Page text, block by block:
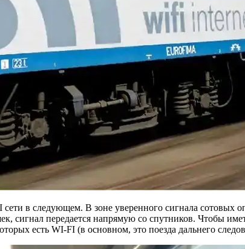
в следующем. В зоне уверенного сигнала сотовых
сигнал передается напрямую со спутников. Чтобы
есть WI-FI (в основном, это поезда дальнего